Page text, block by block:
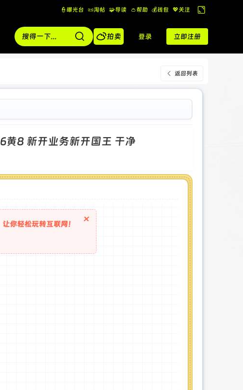
👮曝光台 📜淘帖 🧩导读 👛帮助 💰️钱包 💖关注
换
到
宽
版
拍卖 登录 立即注册
返回列表
8 新开业务新开国王 干净
你轻松玩转互联网！ ×